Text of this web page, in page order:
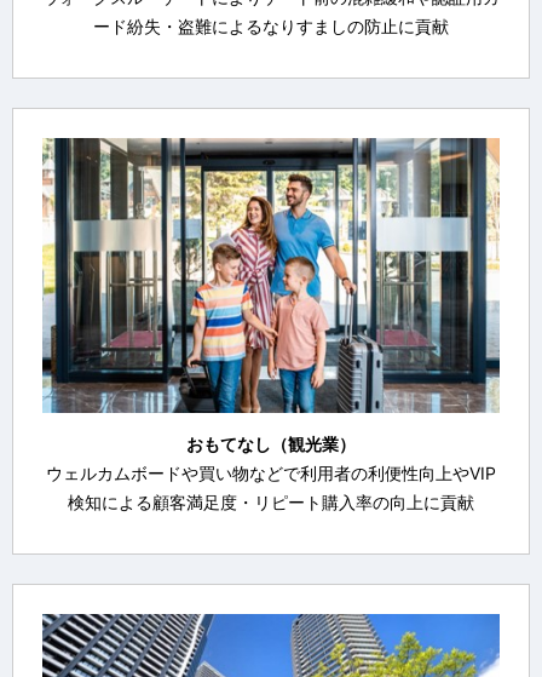
ード紛失・盗難によるなりすましの防止に貢献
おもてなし（観光業）
ウェルカムボードや買い物などで利用者の利便性向上やVIP
検知による顧客満足度・リピート購入率の向上に貢献